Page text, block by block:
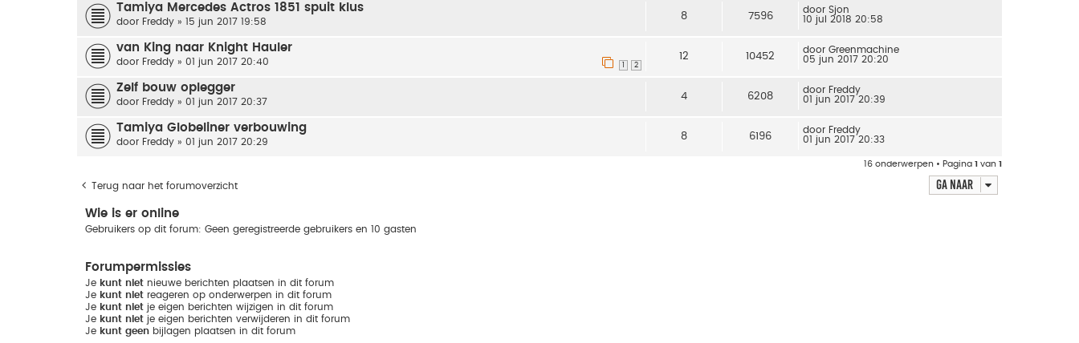
Tamiya Mercedes Actros 1851 spuit klus
door Freddy » 15 jun 2017 19:58 8 7596
door Sjon
10 jul 2018 20:58
van King naar Knight Hauler
door Freddy » 01 jun 2017 20:40 2
12 10452
door Greenmachine
05 jun 2017 20:20
Zelf bouw oplegger
door Freddy » 01 jun 2017 20:37 4 6208
door Freddy
01 jun 2017 20:39
Tamiya Globeliner verbouwing
door Freddy » 01 jun 2017 20:29 8 6196
door Freddy
01 jun 2017 20:33
16 onderwerpen • Pagina 1 van 1
Terug naar het forumoverzicht Ga naar
Wie is er online
Gebruikers op dit forum: Geen geregistreerde gebruikers en 10 gasten
Forumpermissies
Je kunt niet nieuwe berichten plaatsen in dit forum
Je kunt niet reageren op onderwerpen in dit forum
Je kunt niet je eigen berichten wijzigen in dit forum
Je kunt niet je eigen berichten verwijderen in dit forum
Je kunt geen bijlagen plaatsen in dit forum